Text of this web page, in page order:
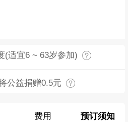
(适宜6 ~ 63岁参加)
公益捐赠0.5元
费用 预订须知